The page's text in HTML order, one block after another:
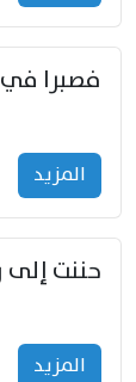
المزید
المزید